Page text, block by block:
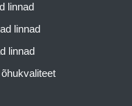
linnad
linnad
linnad